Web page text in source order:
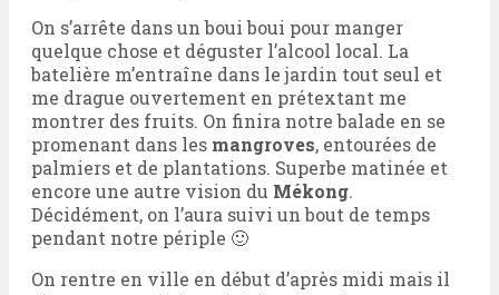
On s’arrête dans un boui boui pour manger
quelque chose et déguster l’alcool local. La
batelière m’entraîne dans le jardin tout seul et
me drague ouvertement en prétextant me
montrer des fruits. On finira notre balade en se
promenant dans les mangroves, entourées de
palmiers et de plantations. Superbe matinée et
encore une autre vision du Mékong.
Décidément, on l’aura suivi un bout de temps
pendant notre périple 🙂
On rentre en ville en début d’après midi mais il